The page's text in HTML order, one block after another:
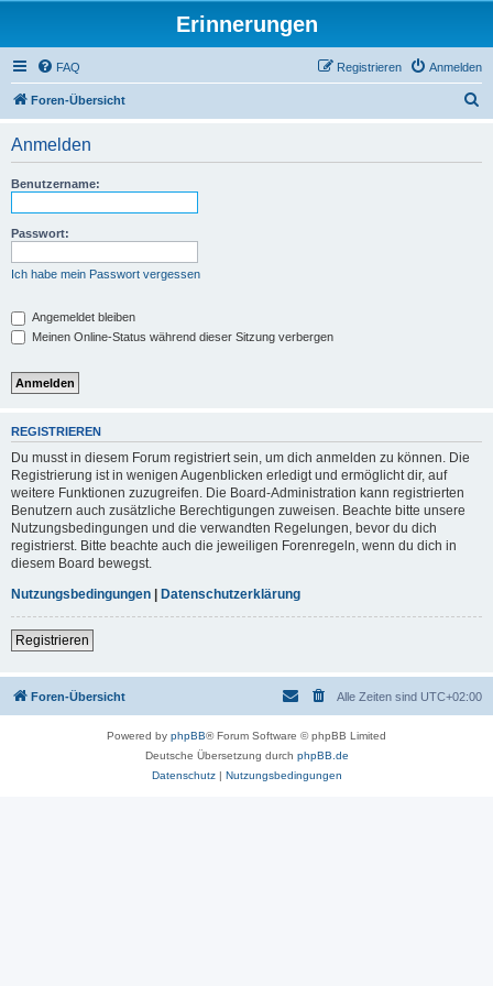
Erinnerungen
FAQ Anmelden
Registrieren
Foren-Übersicht
Anmelden
Benutzername:
Passwort:
Ich habe mein Passwort vergessen
Angemeldet bleiben
Meinen Online-Status während dieser Sitzung verbergen
REGISTRIEREN
Du musst in diesem Forum registriert sein, um dich anmelden zu können. Die
Registrierung ist in wenigen Augenblicken erledigt und ermöglicht dir, auf
weitere Funktionen zuzugreifen. Die Board-Administration kann registrierten
Benutzern auch zusätzliche Berechtigungen zuweisen. Beachte bitte unsere
Nutzungsbedingungen und die verwandten Regelungen, bevor du dich
registrierst. Bitte beachte auch die jeweiligen Forenregeln, wenn du dich in
diesem Board bewegst.
Nutzungsbedingungen | Datenschutzerklärung
Registrieren
Foren-Übersicht Alle Zeiten sind UTC+02:00
Powered by phpBB® Forum Software © phpBB Limited
Deutsche Übersetzung durch phpBB.de
Datenschutz| Nutzungsbedingungen